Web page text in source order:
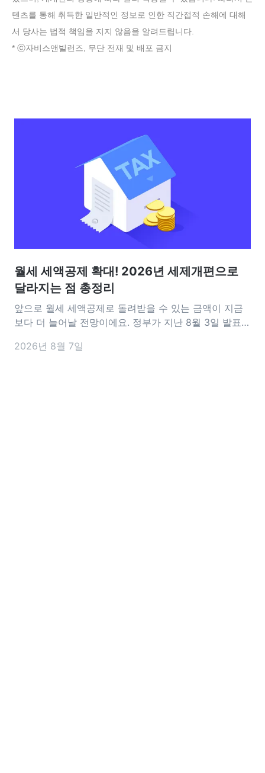
텐츠를 통해 취득한 일반적인 정보로 인한 직간접적 손해에 대해
서 당사는 법적 책임을 지지 않음을 알려드립니다.
* ⓒ자비스앤빌런즈, 무단 전재 및 배포 금지
월세 세액공제 확대! 2026년 세제개편으로
달라지는 점 총정리
앞으로 월세 세액공제로 돌려받을 수 있는 금액이 지금
보다 더 늘어날 전망이에요. 정부가 지난 8월 3일 발표한
용이 담겼어요. 공제 대상이 되는 월세 한도는 기존 연
2026년 8월 7일